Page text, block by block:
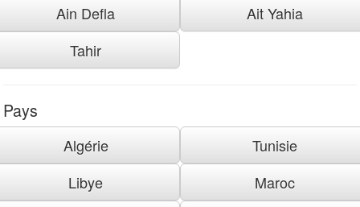
Ain Defla
Ait Yahia
Tahir
Pays
Algérie
Tunisie
Libye
Maroc